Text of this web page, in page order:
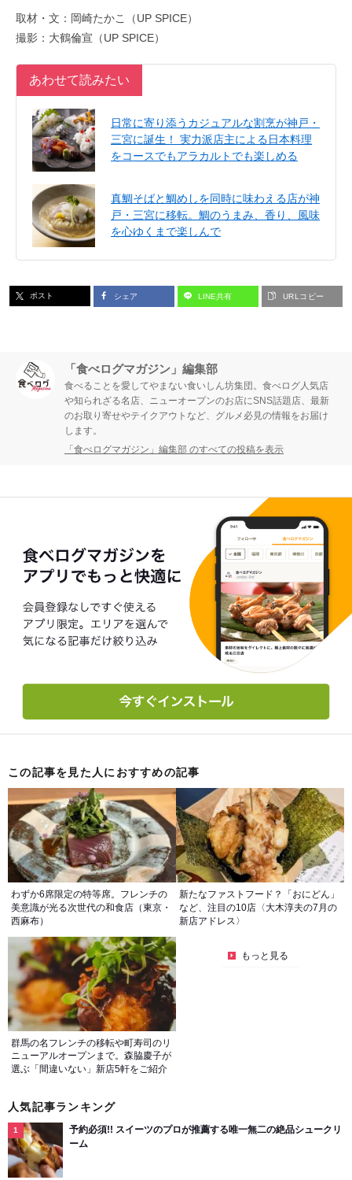
取材・文：岡崎たかこ（UP SPICE）
撮影：大鶴倫宣（UP SPICE）
あわせて読みたい
日常に寄り添うカジュアルな割烹が神戸・
三宮に誕生！ 実力派店主による日本料理
をコースでもアラカルトでも楽しめる
真鯛そばと鯛めしを同時に味わえる店が神
戸・三宮に移転。鯛のうまみ、香り、風味
を心ゆくまで楽しんで
ポスト シェア LINE共有 URLコピー
「食べログマガジン」編集部
食べることを愛してやまない食いしん坊集団。食べログ人気店
や知られざる名店、ニューオープンのお店にSNS話題店、最新
のお取り寄せやテイクアウトなど、グルメ必見の情報をお届け
します。
「食べログマガジン」編集部 のすべての投稿を表示
この記事を見た人におすすめの記事
わずか6席限定の特等席。フレンチの
美意識が光る次世代の和食店（東京・
西麻布）
新たなファストフード？「おにどん」
など、注目の10店〈大木淳夫の7月の
新店アドレス〉
群馬の名フレンチの移転や町寿司のリ
ニューアルオープンまで。森脇慶子が
選ぶ「間違いない」新店5軒をご紹介
もっと見る
人気記事ランキング
予約必須!! スイーツのプロが推薦する唯一無二の絶品シュークリ
ーム